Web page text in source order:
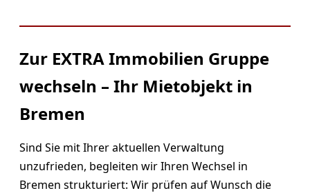
Zur EXTRA Immobilien Gruppe
wechseln – Ihr Mietobjekt in
Bremen
Sind Sie mit Ihrer aktuellen Verwaltung
unzufrieden, begleiten wir Ihren Wechsel in
Bremen strukturiert: Wir prüfen auf Wunsch die